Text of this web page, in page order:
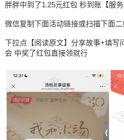
胖胖中到了1.25元红包 秒到账【服
微信复制下面活动链接或扫描下面
下拉点【阅读原文】分享故事+填写
会 中奖了红包直接领就行